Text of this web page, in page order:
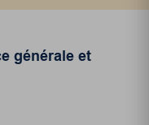
générale et